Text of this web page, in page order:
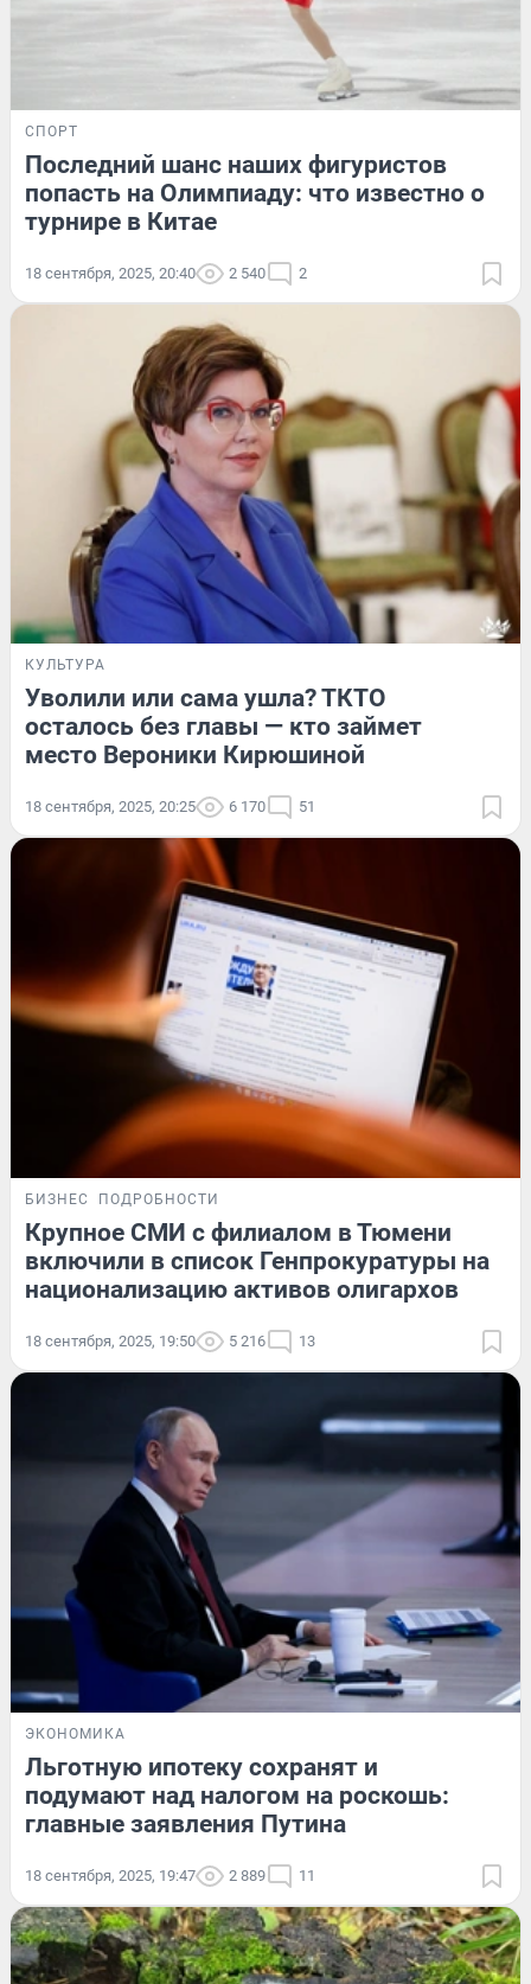
СПОРТ
Последний шанс наших фигуристов
попасть на Олимпиаду: что известно о
турнире в Китае
18 сентября, 2025, 20:40 2 540 2
КУЛЬТУРА
Уволили или сама ушла? ТКТО
осталось без главы — кто займет
место Вероники Кирюшиной
18 сентября, 2025, 20:25 6 170 51
БИЗНЕС ПОДРОБНОСТИ
Крупное СМИ с филиалом в Тюмени
включили в список Генпрокуратуры на
национализацию активов олигархов
18 сентября, 2025, 19:50 5 216 13
ЭКОНОМИКА
Льготную ипотеку сохранят и
подумают над налогом на роскошь:
главные заявления Путина
18 сентября, 2025, 19:47 2 889 11